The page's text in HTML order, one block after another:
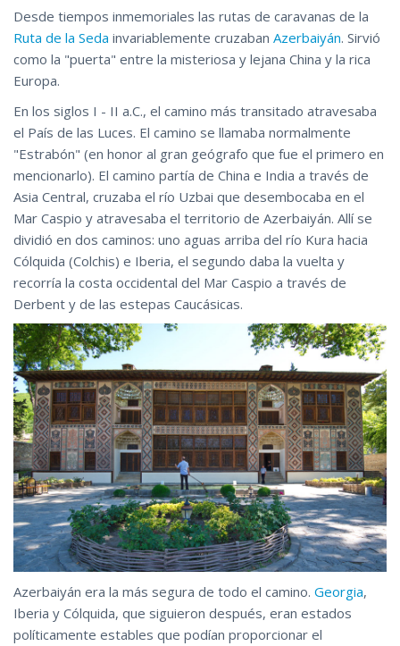
Desde tiempos inmemoriales las rutas de caravanas de la
Ruta de la Seda invariablemente cruzaban Azerbaiyán. Sirvió
como la "puerta" entre la misteriosa y lejana China y la rica
Europa.
En los siglos I - II a.C., el camino más transitado atravesaba
el País de las Luces. El camino se llamaba normalmente
"Estrabón" (en honor al gran geógrafo que fue el primero en
mencionarlo). El camino partía de China e India a través de
Asia Central, cruzaba el río Uzbai que desembocaba en el
Mar Caspio y atravesaba el territorio de Azerbaiyán. Allí se
dividió en dos caminos: uno aguas arriba del río Kura hacia
Cólquida (Colchis) e Iberia, el segundo daba la vuelta y
recorría la costa occidental del Mar Caspio a través de
Derbent y de las estepas Caucásicas.
Azerbaiyán era la más segura de todo el camino. Georgia,
Iberia y Cólquida, que siguieron después, eran estados
políticamente estables que podían proporcionar el